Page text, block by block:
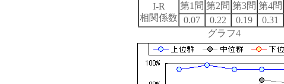
I-R
相関係数
第1問 第2問 第3問 第4問
0.07
0.22 0.19 0.31
グラフ4